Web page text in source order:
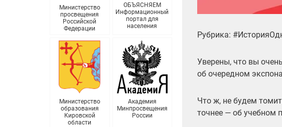
Министерство
просвещения
Российской
Федерации
ОБЪЯСНЯЕМ
Информационный
портал для
населения
Министерство
образования
Кировской
области
Академия
Минпросвещения
России
Рубрика:
Уверены, что вы
об очередном
Что ж, не будем
точнее — об учебном